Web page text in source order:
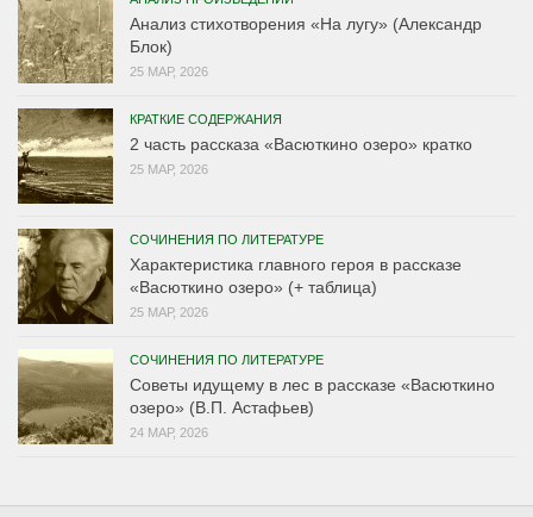
Анализ стихотворения «На лугу» (Александр
Блок)
25 МАР, 2026
КРАТКИЕ СОДЕРЖАНИЯ
2 часть рассказа «Васюткино озеро» кратко
25 МАР, 2026
СОЧИНЕНИЯ ПО ЛИТЕРАТУРЕ
Характеристика главного героя в рассказе
«Васюткино озеро» (+ таблица)
25 МАР, 2026
СОЧИНЕНИЯ ПО ЛИТЕРАТУРЕ
Советы идущему в лес в рассказе «Васюткино
озеро» (В.П. Астафьев)
24 МАР, 2026